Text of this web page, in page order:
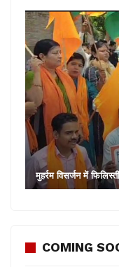
मुहर्रम विसर्जन में
COMING